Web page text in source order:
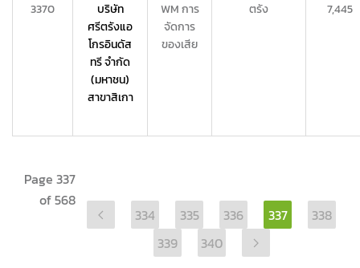
3370
บริษัท
ศรีตรังแอ
โกรอินดัส
ทรี จำกัด
(มหาชน)
สาขาสิเกา
WM การ
จัดการ
ของเสีย
ตรัง 7,445
Page 337
of 568
334 335 336 337
338
339
340